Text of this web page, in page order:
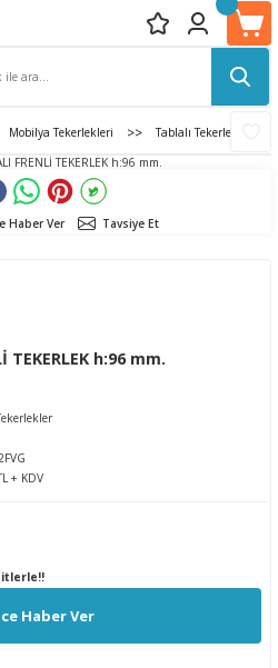
Mobilya Tekerlekleri Tablalı Tekerlekler
Haber Ver Tavsiye Et
TEKERLEK h:96 mm.
+ KDV
Haber Ver